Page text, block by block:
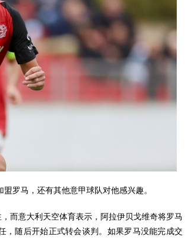
罗马，还有其他意甲球队对他感兴趣。
而意大利天空体育表示，阿拉伊贝戈维奇将罗马
，随后开始正式转会谈判。如果罗马没能完成交